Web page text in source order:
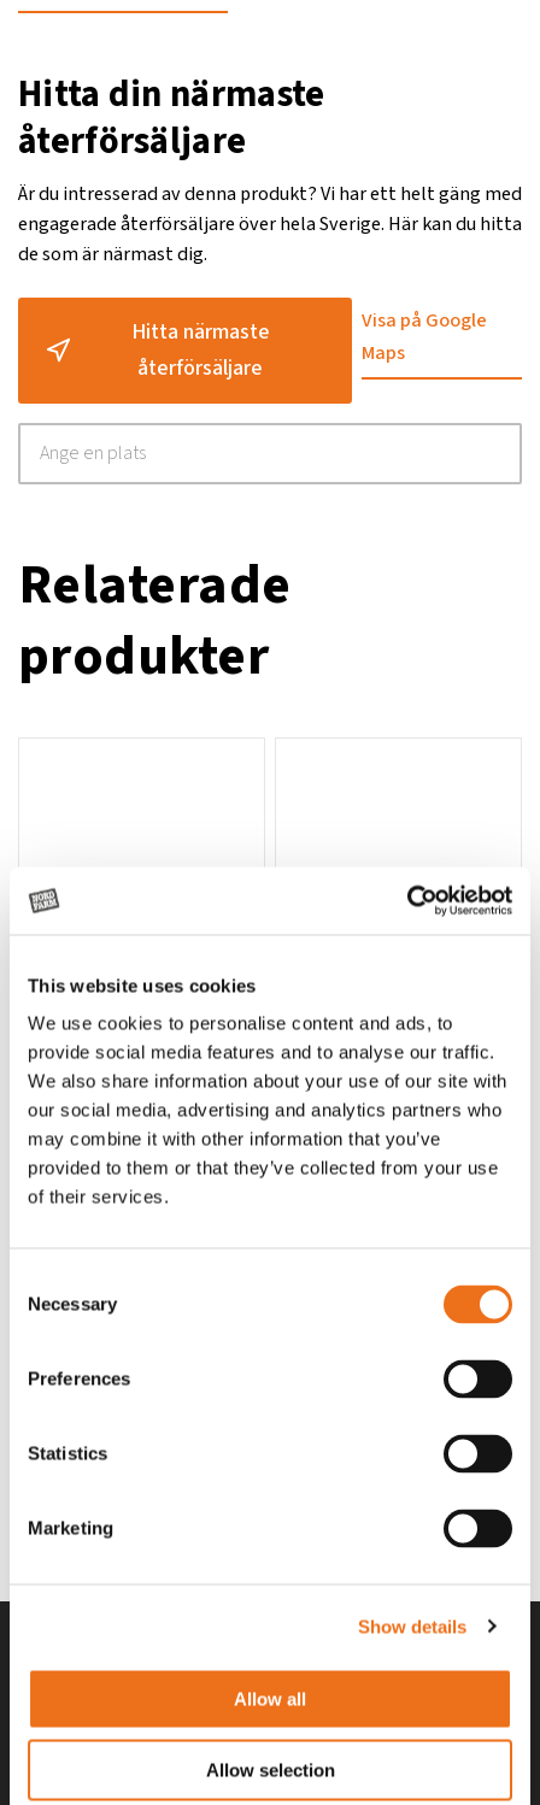
This website uses cookies
We use cookies to personalise content and ads, to
provide social media features and to analyse our traffic.
We also share information about your use of our site with
our social media, advertising and analytics partners who
may combine it with other information that you’ve
provided to them or that they’ve collected from your use
of their services.
Selection
Necessary
Preferences
Statistics
Marketing
Show details
Allow all
Allow selection
Hitta din närmaste
återförsäljare
Är du intresserad av denna produkt? Vi har ett helt gäng med
engagerade återförsäljare över hela Sverige. Här kan du hitta
de som är närmast dig.
Hitta närmaste
återförsäljare
Visa på Google
Maps
Relaterade
produkter
Lägg till i varukorg
Rotor, komplett med slagor
OR80013456G
(ex. moms)
Grön truckknapp
A00220
kr (ex. moms)
Lägg till i varukorg
Rotor teeth 8t/6k 7.5Gr/8 R6/14 Rotor teeth 8t/6k 0Gr/8 R6/14